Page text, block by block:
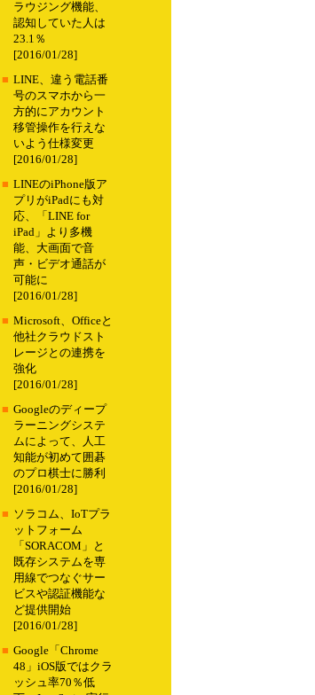
ラウジング機能、
認知していた人は
23.1％
[2016/01/28]
■ LINE、違う電話番
号のスマホから一
方的にアカウント
移管操作を行えな
いよう仕様変更
[2016/01/28]
■ LINEのiPhone版ア
プリがiPadにも対
応、「LINE for
iPad」より多機
能、大画面で音
声・ビデオ通話が
可能に
[2016/01/28]
■ Microsoft、Officeと
他社クラウドスト
レージとの連携を
強化
[2016/01/28]
■ Googleのディープ
ラーニングシステ
ムによって、人工
知能が初めて囲碁
のプロ棋士に勝利
[2016/01/28]
■ ソラコム、IoTプラ
ットフォーム
「SORACOM」と
既存システムを専
用線でつなぐサー
ビスや認証機能な
ど提供開始
[2016/01/28]
■ Google「Chrome
48」iOS版ではクラ
ッシュ率70％低